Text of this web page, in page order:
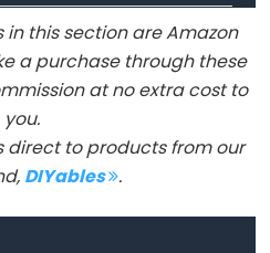
in this section are Amazon
a purchase through these
at no extra cost to
you.
direct to products from our
DIYables .